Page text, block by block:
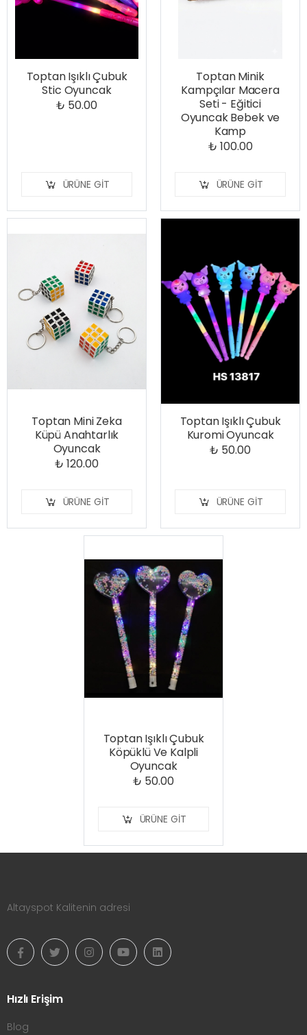
Toptan Işıklı Çubuk
Stic Oyuncak
₺ 50.00
ÜRÜNE GIT
Toptan Minik
Kampçılar Macera
Seti - Eğitici
Oyuncak Bebek ve
Kamp
₺ 100.00
ÜRÜNE GIT
Toptan Mini Zeka
Küpü Anahtarlık
Oyuncak
₺ 120.00
ÜRÜNE GIT
Toptan Işıklı Çubuk
Kuromi Oyuncak
₺ 50.00
ÜRÜNE GIT
Toptan Işıklı Çubuk
Köpüklü Ve Kalpli
Oyuncak
₺ 50.00
ÜRÜNE GIT
Altayspot Kalitenin adresi
Hızlı Erişim
Blog